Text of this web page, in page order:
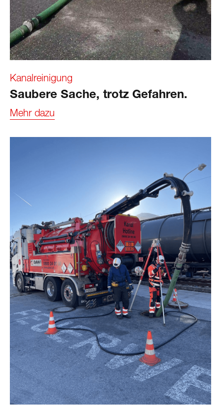
Kanalreinigung
Saubere Sache, trotz Gefahren.
Mehr dazu